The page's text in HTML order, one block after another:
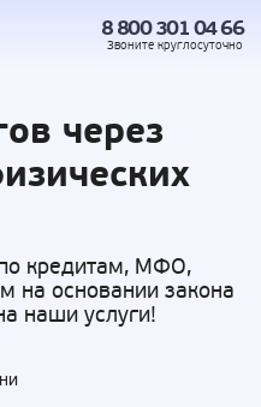
8 800 301 04 66
Звоните круглосуточно
через
кредитам, МФО,
на основании закона
наши услуги!